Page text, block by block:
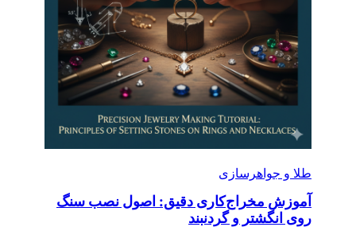
طلا و جواهرسازی
آموزش مخراج‌کاری دقیق: اصول نصب سنگ
روی انگشتر و گردنبند